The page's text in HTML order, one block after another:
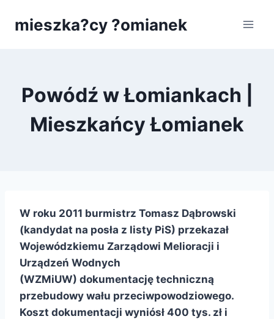
mieszka?cy ?omianek
Powódź w Łomiankach |
Mieszkańcy Łomianek
W roku 2011 burmistrz Tomasz Dąbrowski
(kandydat na posła z listy PiS) przekazał
Wojewódzkiemu Zarządowi Melioracji i
Urządzeń Wodnych
(WZMiUW) dokumentację techniczną
przebudowy wału przeciwpowodziowego.
Koszt dokumentacji wyniósł 400 tys. zł i